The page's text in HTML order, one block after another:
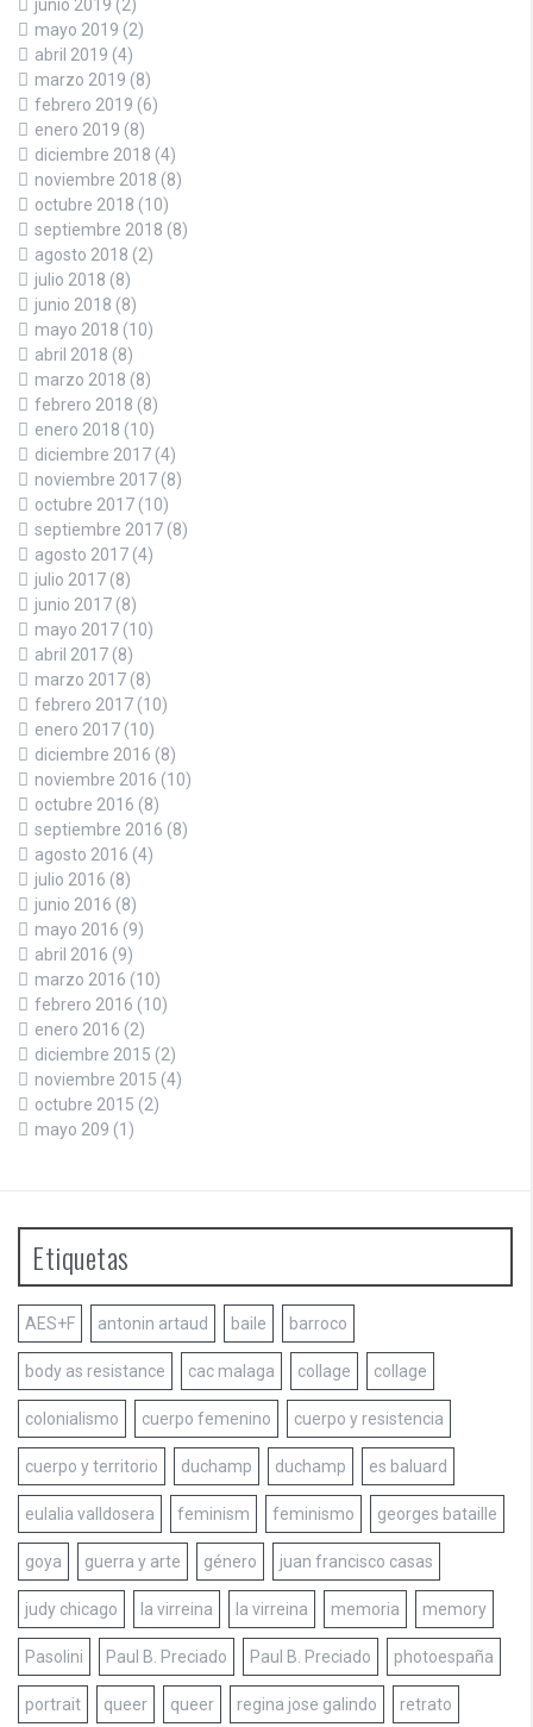
junio 2019 (2)
mayo 2019 (2)
abril 2019 (4)
marzo 2019 (8)
febrero 2019 (6)
enero 2019 (8)
diciembre 2018 (4)
noviembre 2018 (8)
octubre 2018 (10)
septiembre 2018 (8)
agosto 2018 (2)
julio 2018 (8)
junio 2018 (8)
mayo 2018 (10)
abril 2018 (8)
marzo 2018 (8)
febrero 2018 (8)
enero 2018 (10)
diciembre 2017 (4)
noviembre 2017 (8)
octubre 2017 (10)
septiembre 2017 (8)
agosto 2017 (4)
julio 2017 (8)
junio 2017 (8)
mayo 2017 (10)
abril 2017 (8)
marzo 2017 (8)
febrero 2017 (10)
enero 2017 (10)
diciembre 2016 (8)
noviembre 2016 (10)
octubre 2016 (8)
septiembre 2016 (8)
agosto 2016 (4)
julio 2016 (8)
junio 2016 (8)
mayo 2016 (9)
abril 2016 (9)
marzo 2016 (10)
febrero 2016 (10)
enero 2016 (2)
diciembre 2015 (2)
noviembre 2015 (4)
octubre 2015 (2)
mayo 209 (1)
Etiquetas
AES+F antonin artaud baile barroco
body as resistance cac malaga collage collage
colonialismo cuerpo femenino cuerpo y resistencia
cuerpo y territorio duchamp duchamp es baluard
eulalia valldosera feminism feminismo georges bataille
goya guerra y arte género juan francisco casas
judy chicago la virreina la virreina memoria memory
Pasolini Paul B. Preciado Paul B. Preciado photoespaña
portrait queer queer regina jose galindo retrato